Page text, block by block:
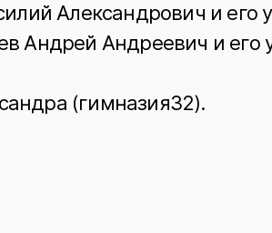
Александрович и его
Андрей Андреевич и его
(гимназия32).